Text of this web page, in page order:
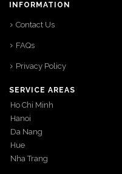
INFORMATION
Contact Us
FAQs
Privacy Policy
SERVICE AREAS
Ho Chi Minh
Hanoi
Da Nang
Hue
Nha Trang